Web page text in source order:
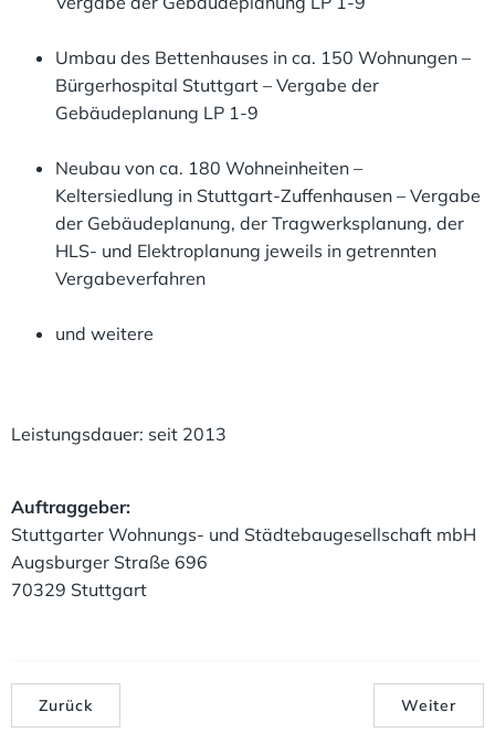
Umbau des Bettenhauses in ca. 150 Wohnungen –
Bürgerhospital Stuttgart – Vergabe der
Gebäudeplanung LP 1-9
Neubau von ca. 180 Wohneinheiten –
Keltersiedlung in Stuttgart-Zuffenhausen – Vergabe
der Gebäudeplanung, der Tragwerksplanung, der
HLS- und Elektroplanung jeweils in getrennten
Vergabeverfahren
und weitere
Leistungsdauer: seit 2013
Auftraggeber:
Stuttgarter Wohnungs- und Städtebaugesellschaft mbH
Augsburger Straße 696
70329 Stuttgart
Zurück Weiter